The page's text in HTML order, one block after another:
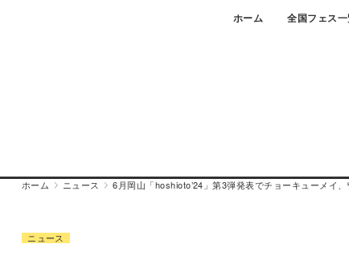
ホーム 全国フェス
ホーム ニュース 6月岡山「hoshioto’24」第3弾発表でチョーキューメイ
ニュース